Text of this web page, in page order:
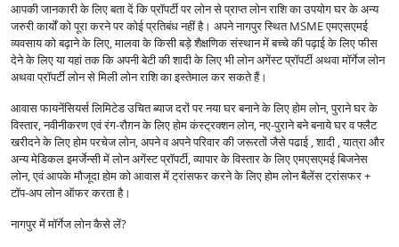
आपकी जानकारी के लिए बता दें कि प्रॉपर्टी पर लोन से प्राप्त लोन राशि का उपयोग घर के अन्य
जरुरी कार्यों को पूरा करने पर कोई प्रतिबंध नहीं है। अपने नागपुर स्थित MSME एमएसएमई
व्यवसाय को बढ़ाने के लिए, मालवा के किसी बड़े शैक्षणिक संस्थान में बच्चे की पढ़ाई के लिए फीस
देने के लिए या यहां तक कि अपनी बेटी की शादी के लिए भी लोन अगेंस्ट प्रॉपर्टी अथवा मॉर्गेज लोन
अथवा प्रॉपर्टी लोन से मिली लोन राशि का इस्तेमाल कर सकते हैं।
आवास फायनेंसियर्स लिमिटेड उचित ब्याज दरों पर नया घर बनाने के लिए होम लोन, पुराने घर के
विस्तार, नवीनीकरण एवं रंग-रौग़न के लिए होम कंस्ट्रक्शन लोन, नए-पुराने बने बनाये घर व फ्लैट
खरीदने के लिए होम परचेज लोन, अपने व अपने परिवार की जरूरतों जैसे पढाई , शादी , यात्रा और
अन्य मेडिकल इमर्जेन्सी में लोन अगेंस्ट प्रॉपर्टी, व्यापार के विस्तार के लिए एमएसएमई बिजनेस
लोन, एवं आपके मौजूदा होम को आवास में ट्रांसफर करने के लिए होम लोन बैलेंस ट्रांसफर +
टॉप-अप लोन ऑफर करता है।
नागपुर में मॉर्गेज लोन कैसे लें?